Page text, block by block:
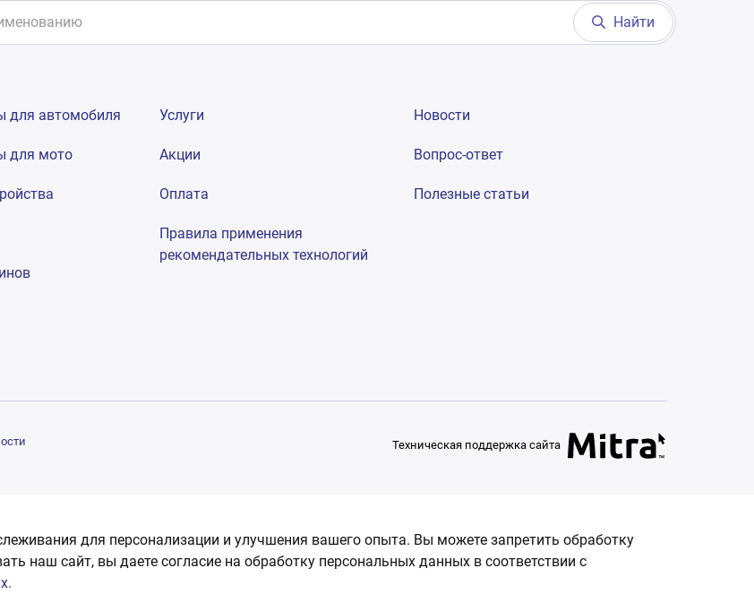
Найти
для автомобиля
для мото
Услуги
Акции
Оплата
Правила применения
рекомендательных технологий
Новости
Вопрос-ответ
Полезные статьи
Техническая поддержка сайта
для персонализации и улучшения вашего опыта. Вы можете запретить обработку
наш сайт, вы даете согласие на обработку персональных данных в соответствии с